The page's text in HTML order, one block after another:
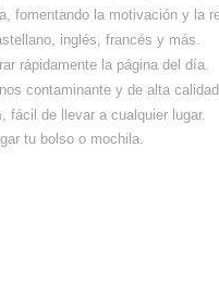
fomentando la motivación y la
inglés, francés y más.
rápidamente la página del día.
contaminante y de alta calidad.
, fácil de llevar a cualquier lugar.
tu bolso o mochila.